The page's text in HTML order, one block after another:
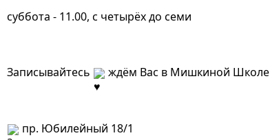
суббота - 11.00, с четырёх до семи
Записывайтесь ждём Вас в Мишкиной Школе
пр. Юбилейный 18/1